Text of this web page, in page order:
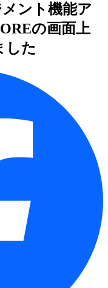
ント機能ア
の画面上
した